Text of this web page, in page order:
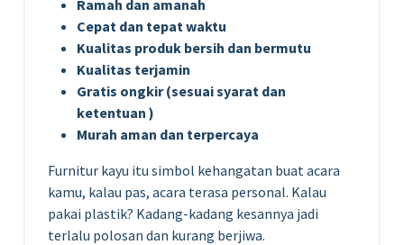
Ramah dan amanah
Cepat dan tepat waktu
Kualitas produk bersih dan bermutu
Kualitas terjamin
Gratis ongkir (sesuai syarat dan
ketentuan )
Murah aman dan terpercaya
Furnitur kayu itu simbol kehangatan buat acara
kamu, kalau pas, acara terasa personal. Kalau
pakai plastik? Kadang-kadang kesannya jadi
terlalu polosan dan kurang berjiwa.